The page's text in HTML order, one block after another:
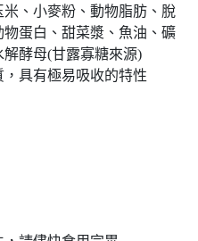
、小麥粉、動物脂肪、脫
蛋白、甜菜漿、魚油、礦
酵母(甘露寡糖來源)
具有極易吸收的特性